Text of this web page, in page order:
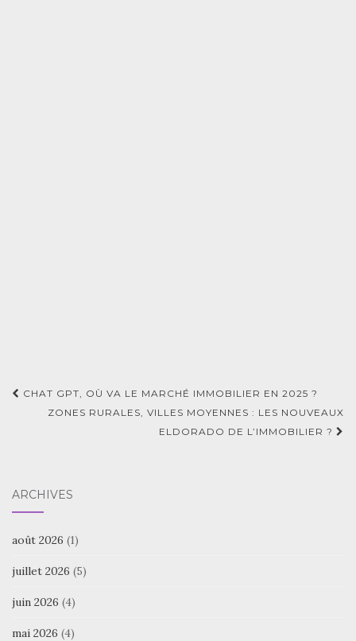
Navigation
d'article
CHAT GPT, OÙ VA LE MARCHÉ IMMOBILIER EN 2025 ?
ZONES RURALES, VILLES MOYENNES : LES NOUVEAUX
ELDORADO DE L’IMMOBILIER ?
ARCHIVES
août 2026 (1)
juillet 2026 (5)
juin 2026 (4)
mai 2026 (4)